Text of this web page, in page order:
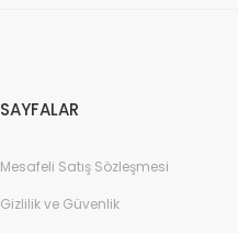
SAYFALAR
Mesafeli Satış Sözleşmesi
Gizlilik ve Güvenlik